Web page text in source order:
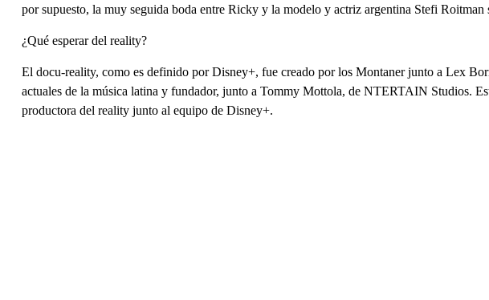
por supuesto, la muy seguida boda entre Ricky y la modelo y actriz argentina Stefi Roitman
¿Qué esperar del reality?
El docu-reality, como es definido por Disney+, fue creado por los Montaner junto a Lex
actuales de la música latina y fundador, junto a Tommy Mottola, de NTERTAIN Studios.
productora del reality junto al equipo de Disney+.